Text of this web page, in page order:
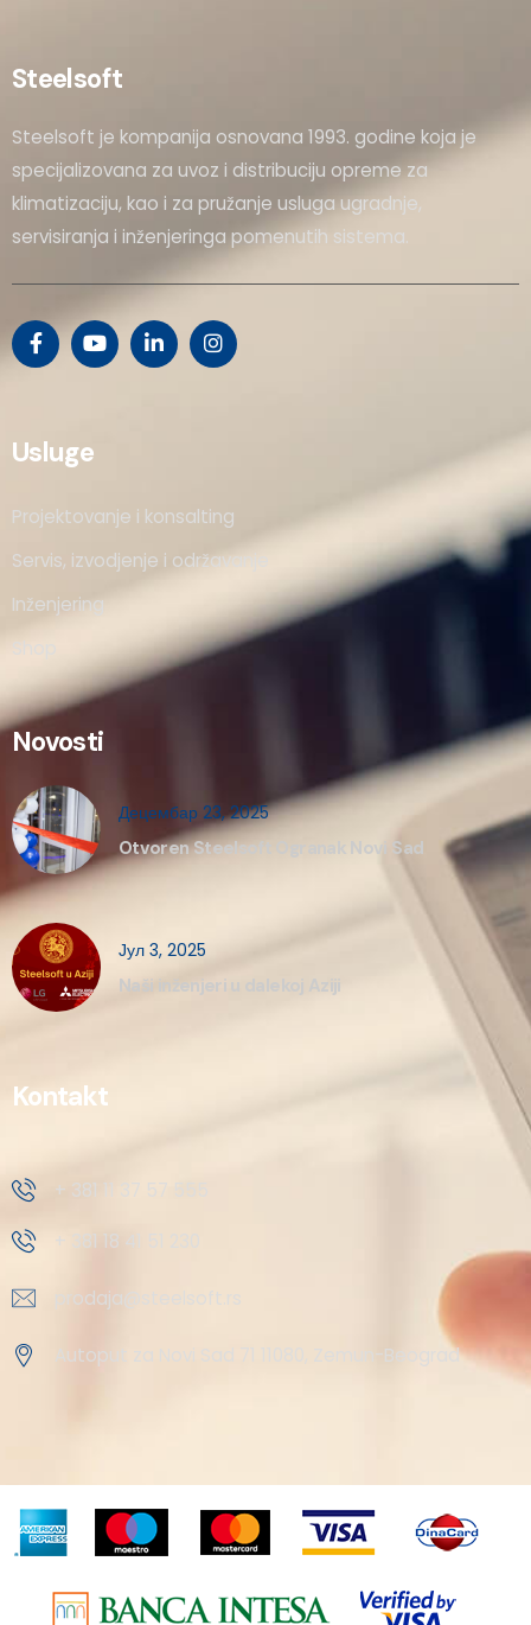
Steelsoft
Steelsoft je kompanija osnovana 1993. godine koja je
specijalizovana za uvoz i distribuciju opreme za
klimatizaciju, kao i za pružanje usluga ugradnje,
servisiranja i inženjeringa pomenutih sistema.
Usluge
Projektovanje i konsalting
Servis, izvodjenje i održavanje
Inženjering
Shop
Novosti
Децембар 23, 2025
Otvoren Steelsoft Ogranak Novi Sad
Јул 3, 2025
Naši inženjeri u dalekoj Aziji
Kontakt
+ 381 11 37 57 555
+ 381 18 41 51 230
prodaja@steelsoft.rs
Autoput za Novi Sad 71 11080, Zemun-Beograd